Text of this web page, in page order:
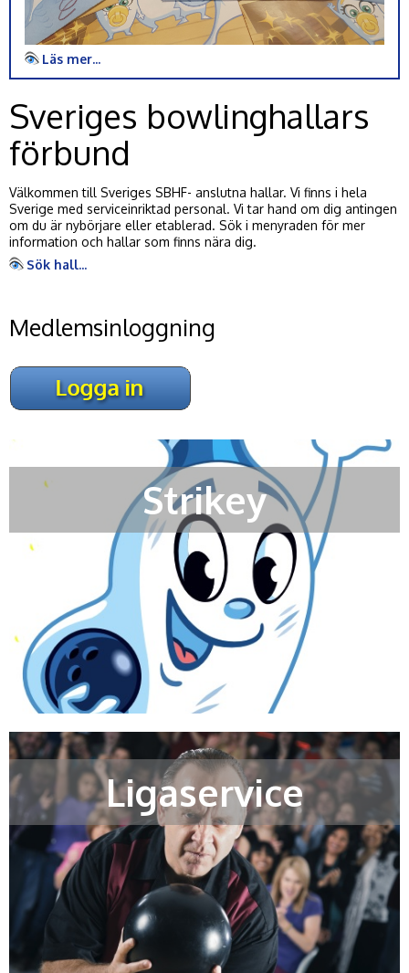
Läs mer...
Sveriges bowlinghallars
förbund
Välkommen till Sveriges SBHF- anslutna hallar. Vi finns i hela
Sverige med serviceinriktad personal. Vi tar hand om dig antingen
om du är nybörjare eller etablerad. Sök i menyraden för mer
information och hallar som finns nära dig.
Sök hall...
Medlemsinloggning
Strikey
Ligaservice